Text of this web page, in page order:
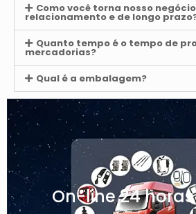
Como você torna nosso
relacionamento e de longo
Quanto tempo é o tempo de
mercadorias?
Qual é a embalagem?
On-line 24